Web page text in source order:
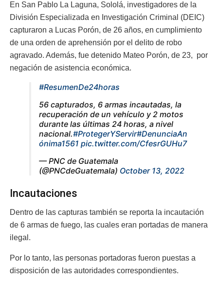
En San Pablo La Laguna, Sololá, investigadores de la
División Especializada en Investigación Criminal (DEIC)
capturaron a Lucas Porón, de 26 años, en cumplimiento
de una orden de aprehensión por el delito de robo
agravado. Además, fue detenido Mateo Porón, de 23, por
negación de asistencia económica.
#ResumenDe24horas
56 capturados, 6 armas incautadas, la
recuperación de un vehículo y 2 motos
durante las últimas 24 horas, a nivel
nacional.#ProtegerYServir#DenunciaAn
ónima1561 pic.twitter.com/CfesrGUHu7
— PNC de Guatemala
(@PNCdeGuatemala) October 13, 2022
Incautaciones
Dentro de las capturas también se reporta la incautación
de 6 armas de fuego, las cuales eran portadas de manera
ilegal.
Por lo tanto, las personas portadoras fueron puestas a
disposición de las autoridades correspondientes.